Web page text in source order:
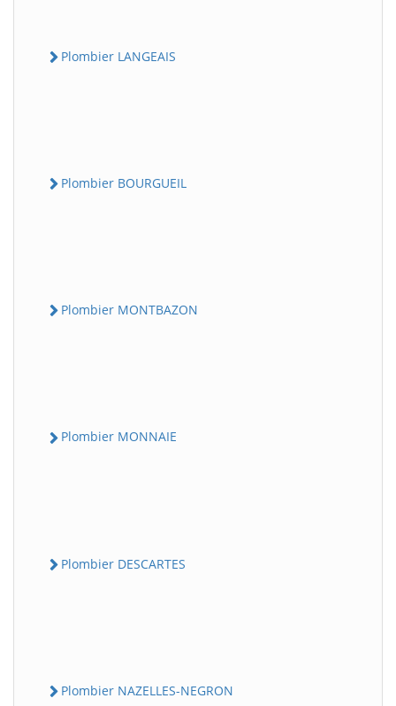
Plombier LANGEAIS
Plombier BOURGUEIL
Plombier MONTBAZON
Plombier MONNAIE
Plombier DESCARTES
Plombier NAZELLES-NEGRON